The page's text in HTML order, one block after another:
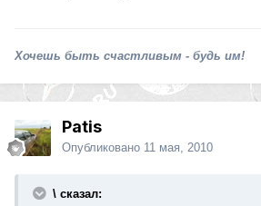
Хочешь быть счастливым - будь им!
Patis
Опубликовано 11 мая, 2010
\ сказал: